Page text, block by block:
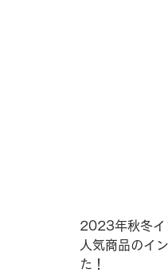
2023年秋冬イ
人気商品のイ
た！